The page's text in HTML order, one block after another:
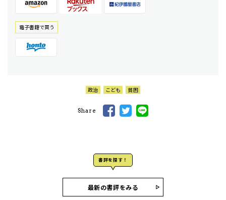
電⼦書籍で買う
政治 こども 貧困
Share
書評を探す！
最新の書評をみる